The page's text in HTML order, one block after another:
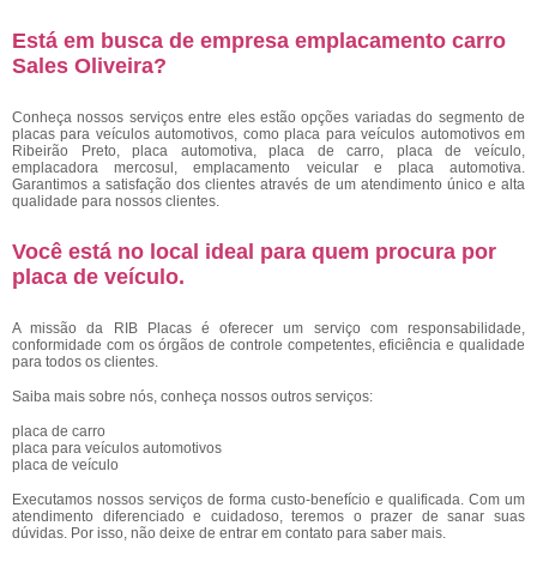
Está em busca de empresa emplacamento carro
Sales Oliveira?
Conheça nossos serviços entre eles estão opções variadas do segmento de
placas para veículos automotivos, como placa para veículos automotivos em
Ribeirão Preto, placa automotiva, placa de carro, placa de veículo,
emplacadora mercosul, emplacamento veicular e placa automotiva.
Garantimos a satisfação dos clientes através de um atendimento único e alta
qualidade para nossos clientes.
Você está no local ideal para quem procura por
placa de veículo.
A missão da RIB Placas é oferecer um serviço com responsabilidade,
conformidade com os órgãos de controle competentes, eficiência e qualidade
para todos os clientes.
Saiba mais sobre nós, conheça nossos outros serviços:
placa de carro
placa para veículos automotivos
placa de veículo
Executamos nossos serviços de forma custo-benefício e qualificada. Com um
atendimento diferenciado e cuidadoso, teremos o prazer de sanar suas
dúvidas. Por isso, não deixe de entrar em contato para saber mais.